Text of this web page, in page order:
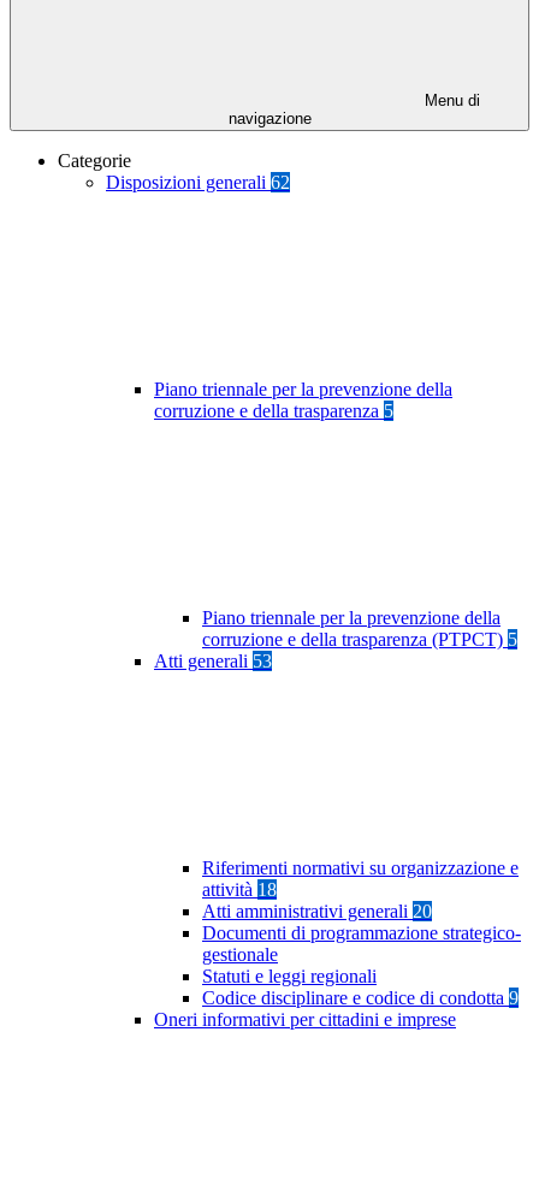
Menu di
navigazione
Categorie
Disposizioni generali 62
Piano triennale per la prevenzione della
corruzione e della trasparenza 5
Piano triennale per la prevenzione della
corruzione e della trasparenza (PTPCT) 5
Atti generali 53
Riferimenti normativi su organizzazione e
attività 18
Atti amministrativi generali 20
Documenti di programmazione strategico-
gestionale
Statuti e leggi regionali
Codice disciplinare e codice di condotta 9
Oneri informativi per cittadini e imprese